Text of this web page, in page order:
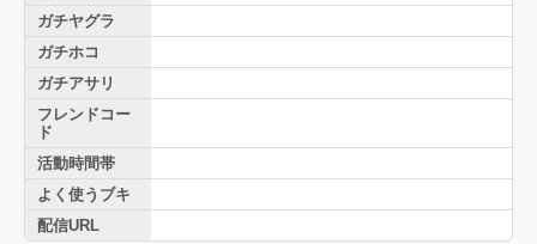
ガチヤグラ
ガチホコ
ガチアサリ
フレンドコー
ド
活動時間帯
よく使うブキ
配信URL